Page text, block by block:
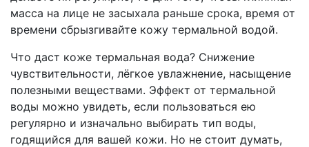
масса на лице не засыхала раньше срока, время от
времени сбрызгивайте кожу термальной водой.
Что даст коже термальная вода? Снижение
чувствительности, лёгкое увлажнение, насыщение
полезными веществами. Эффект от термальной
воды можно увидеть, если пользоваться ею
регулярно и изначально выбирать тип воды,
годящийся для вашей кожи. Но не стоит думать,